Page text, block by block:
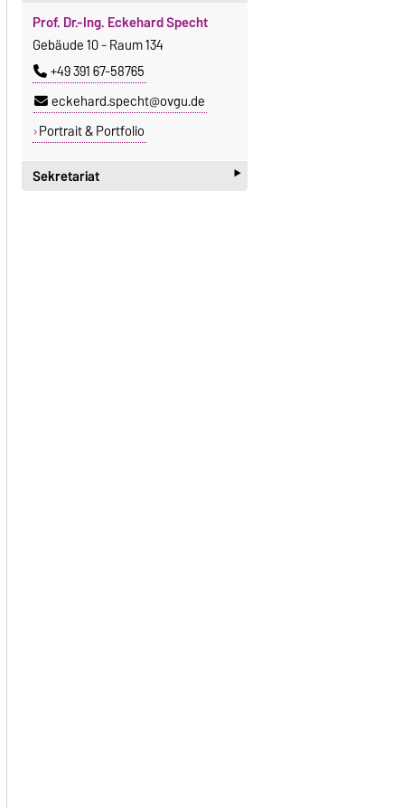
Prof. Dr.-Ing. Eckehard Specht
Gebäude 10 - Raum 134
+49 391 67-58765
eckehard.specht@ovgu.de
Portrait & Portfolio
Sekretariat ‣